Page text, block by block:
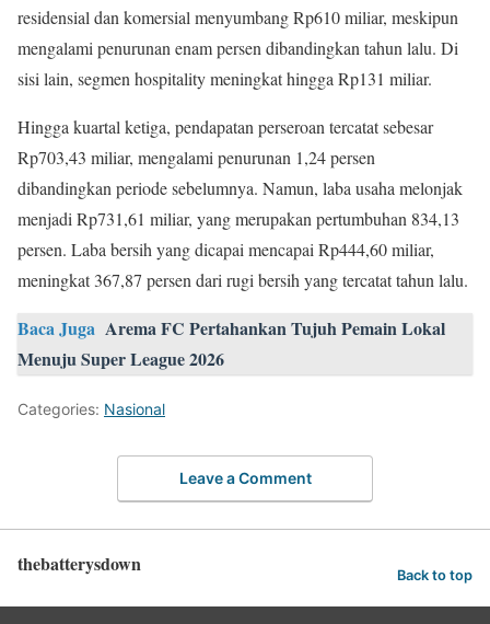
residensial dan komersial menyumbang Rp610 miliar, meskipun
mengalami penurunan enam persen dibandingkan tahun lalu. Di
sisi lain, segmen hospitality meningkat hingga Rp131 miliar.
Hingga kuartal ketiga, pendapatan perseroan tercatat sebesar
Rp703,43 miliar, mengalami penurunan 1,24 persen
dibandingkan periode sebelumnya. Namun, laba usaha melonjak
menjadi Rp731,61 miliar, yang merupakan pertumbuhan 834,13
persen. Laba bersih yang dicapai mencapai Rp444,60 miliar,
meningkat 367,87 persen dari rugi bersih yang tercatat tahun lalu.
Baca Juga Arema FC Pertahankan Tujuh Pemain Lokal
Menuju Super League 2026
Categories: Nasional
Leave a Comment
thebatterysdown Back to top